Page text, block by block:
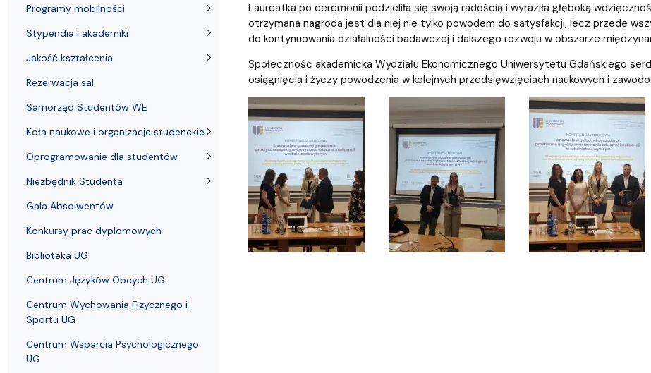
Laureatka po ceremonii podzieliła się swoją radością i wyraziła głęboką
otrzymana nagroda jest dla niej nie tylko powodem do satysfakcji, lecz przede
do kontynuowania działalności badawczej i dalszego rozwoju w obszarze
Społeczność akademicka Wydziału Ekonomicznego Uniwersytetu Gdańskiego
osiągnięcia i życzy powodzenia w kolejnych przedsięwzięciach naukowych i
Programy mobilności
Stypendia i akademiki
Jakość kształcenia
Rezerwacja sal
Samorząd Studentów WE
Koła naukowe i organizacje studenckie
Oprogramowanie dla studentów
Niezbędnik Studenta
Gala Absolwentów
Konkursy prac dyplomowych
Biblioteka UG
Centrum Języków Obcych UG
Centrum Wychowania Fizycznego i
Sportu UG
Centrum Wsparcia Psychologicznego
UG